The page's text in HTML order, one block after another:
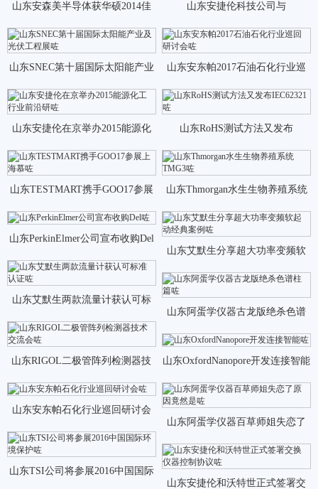
山东安森美半导体获华硕2014佳
合作伙伴奖咗
山东安捷伦科技公司与
10xGenomics宣咗
山东SNEC第十届国际太阳能产业
及光伏工程展咗
山东安东帕2017石油石化行业巡
回研讨会咗
山东安捷伦在京举办2015能源化
工行业前沿研咗
山东RoHS测试方法又发布
IEC62321咗
山东TESTMART携手GOO17参展
上海慕咗
山东Thmorgan水生生物养殖系统
TMG3咗
山东PerkinElmer公司宣布收购Del
咗
山东艾默生分享超大功率变频软
起动经典案例咗
山东艾默生两款流量计获认可标
准认证咗
山东阿蛋学仪器古龙版绝杀色谱
柱篇咗
山东RIGOL二极管阵列检测器技
术交流会咗
山东OxfordNanopore开发连接智能
咗
山东安东帕石化行业巡回研讨会
咗
山东阿蛋学仪器百草师姐失恋了
原因竟然是咗
山东TSI公司将参展2016中国国际
山东安捷伦和沃特世正式签署交